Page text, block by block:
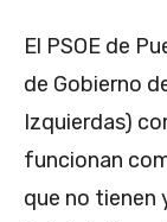
El PSOE de
de Gobierno
Izquierdas)
funcionan
que no tienen